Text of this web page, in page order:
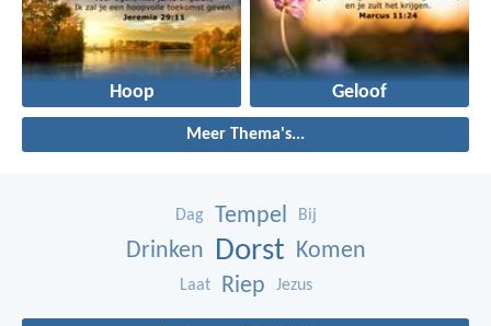
Hoop Geloof
Meer Thema's...
Dag Tempel Bij
Drinken Dorst Komen
Laat Riep Jezus